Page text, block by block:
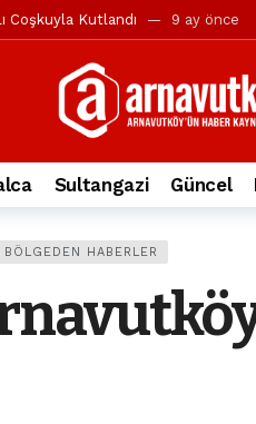
Coşkuyla Kutlandı 9 ay önce
ve Mustafa Candaroğlu’na
ulaştı 1 yıl önce
otomobil alev alev yandı. 2
protesto gösterisi düzenledi
üzerine devrildi
taksideki yolcu öldü 3 yıl
tepkisi 3 yıl önce
Sultangazi Güncel
BÖLGEDEN HABERLER